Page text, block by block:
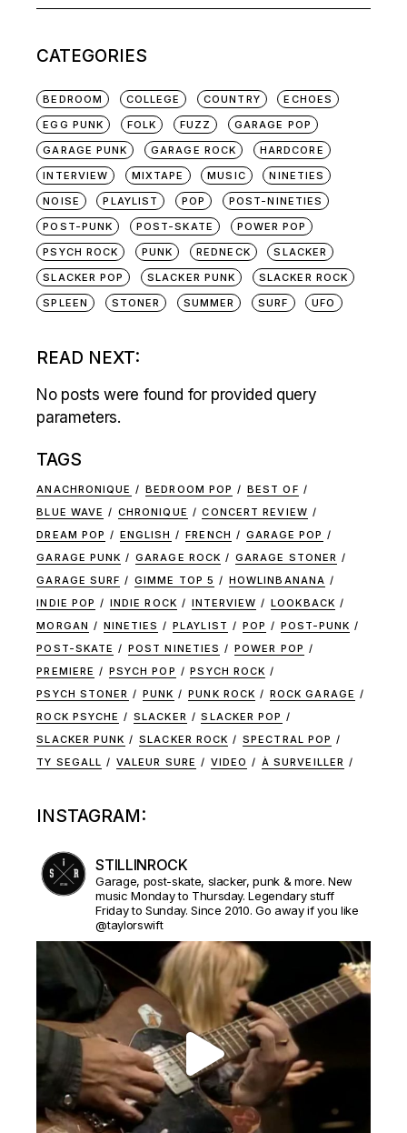
CATEGORIES
BEDROOM COLLEGE COUNTRY
ECHOES
EGG PUNK
FOLK FUZZ
GARAGE POP
GARAGE PUNK
GARAGE ROCK
HARDCORE
INTERVIEW
MIXTAPE MUSIC
NINETIES
NOISE
PLAYLIST POP
POST-NINETIES
POST-PUNK
POST-SKATE
POWER POP
PSYCH ROCK
PUNK REDNECK
SLACKER
SLACKER POP
SLACKER PUNK
SLACKER ROCK
SPLEEN
STONER SUMMER SURF UFO
READ NEXT:
No posts were found for provided query
parameters.
TAGS
ANACHRONIQUE BEDROOM POP
BEST OF
BLUE WAVE
CHRONIQUE
CONCERT REVIEW
DREAM POP
ENGLISH FRENCH
GARAGE POP
GARAGE PUNK
GARAGE ROCK
GARAGE STONER
GARAGE SURF
GIMME TOP 5
HOWLINBANANA
INDIE POP
INDIE ROCK INTERVIEW
LOOKBACK
MORGAN
NINETIES PLAYLIST POP
POST-PUNK
POST-SKATE
POST NINETIES
POWER POP
PREMIERE
PSYCH POP
PSYCH ROCK
PSYCH STONER
PUNK PUNK ROCK
ROCK GARAGE
ROCK PSYCHE
SLACKER
SLACKER POP
SLACKER PUNK
SLACKER ROCK
SPECTRAL POP
TY SEGALL
VALEUR SURE VIDEO À SURVEILLER
INSTAGRAM:
STILLINROCK
Garage, post-skate, slacker, punk & more. New
music Monday to Thursday. Legendary stuff
Friday to Sunday. Since 2010. Go away if you like
@taylorswift